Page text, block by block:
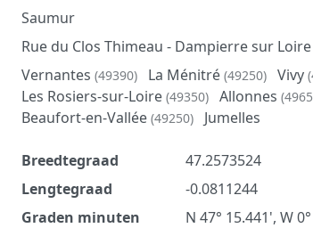
Saumur
Rue du Clos Thimeau - Dampierre sur Loire
Vernantes (49390) La Ménitré (49250) Vivy
Les Rosiers-sur-Loire (49350) Allonnes
Beaufort-en-Vallée (49250) Jumelles
Breedtegraad
47.2573524
Lengtegraad
-0.0811244
Graden minuten
N 47° 15.441', W